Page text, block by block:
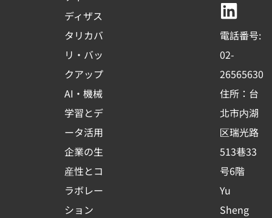
ディザス
タリカバ
リ・バッ
クアップ
AI・機械
学習とデ
ータ活用
企業の生
産性とコ
ラボレー
ション
b
o
o
k
-
s
q
u
a
r
e
u
b
e
e
d
i
n
電話番号:
02-
26565630
住所：台
北市内湖
区瑞光路
513巷33
号6階
Yu
Sheng